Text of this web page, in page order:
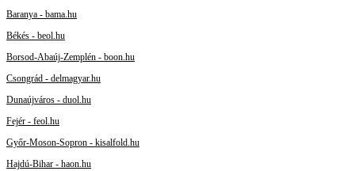
Baranya - bama.hu
Békés - beol.hu
Borsod-Abaúj-Zemplén - boon.hu
Csongrád - delmagyar.hu
Dunaújváros - duol.hu
Fejér - feol.hu
Győr-Moson-Sopron - kisalfold.hu
Hajdú-Bihar - haon.hu